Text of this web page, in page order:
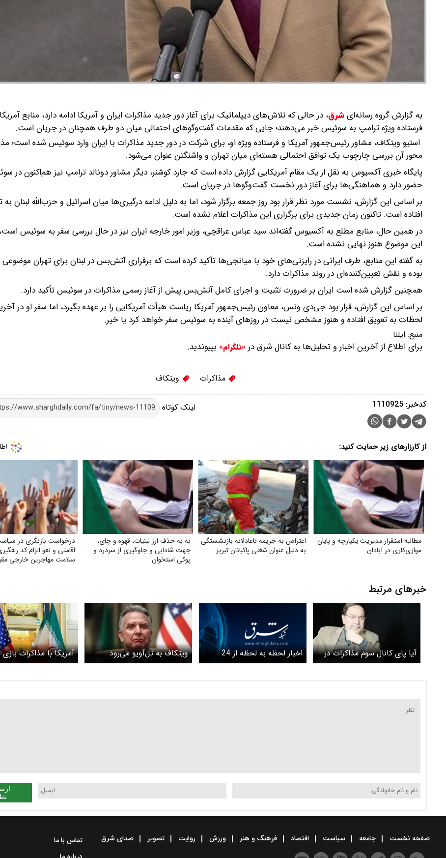
به گزارش گروه رسانه‌ایشرق، در حالی که تلاش‌های دیپلماتیک برای آغاز دور جدید مذاکرات ایران و آمریکا ادامه دارد، منابع
فرستاده ویژه ترامپ به سوئیس خبر می‌دهند؛ جایی که مقدمات گفت‌وگوهای احتمالی میان دو طرف همچنان در جریان است.
استیو ویتکاف، مشاور رئیس‌جمهور آمریکا و فرستاده ویژه او، برای شرکت در دور جدید مذاکرات با ایران وارد سوئیس شده است؛
محور آن بررسی چارچوب یک توافق احتمالی هسته‌ای میان تهران و واشنگتن عنوان می‌شود.
پایگاه خبری آکسیوس به نقل از یک مقام آمریکایی گزارش داده است که جارد کوشنر، دیگر مشاور دونالد ترامپ نیز هم‌اکنون در
حضور دارد و هماهنگی‌ها برای آغاز دور نخست گفت‌وگوها در جریان است.
بر اساس این گزارش، نشست مورد نظر قرار بود روز جمعه برگزار شود، اما به دلیل ادامه درگیری‌ها میان اسرائیل و حزب‌الله لبنان به
افتاده است. تاکنون زمان جدیدی برای برگزاری این مذاکرات اعلام نشده است.
در همین حال، منابع مطلع به آکسیوس گفته‌اند سید عباس عراقچی، وزیر امور خارجه ایران نیز در حال بررسی سفر به سوئیس
این موضوع هنوز نهایی نشده است.
به گفته این منابع، طرف ایرانی در رایزنی‌های خود با میانجی‌ها تأکید کرده است که برقراری آتش‌بس در لبنان برای تهران
بوده و نقش تعیین‌کننده‌ای در روند مذاکرات دارد.
همچنین گزارش شده است ایران بر ضرورت تثبیت و اجرای کامل آتش‌بس پیش از آغاز رسمی مذاکرات در سوئیس تأکید دارد.
بر اساس این گزارش، قرار بود جی‌دی ونس، معاون رئیس‌جمهور آمریکا ریاست هیأت آمریکایی را بر عهده بگیرد، اما سفر او در
لحظات به تعویق افتاده و هنوز مشخص نیست در روزهای آینده به سوئیس سفر خواهد کرد یا خیر.
منبع: ایلنا
برای اطلاع از آخرین اخبار و تحلیل‌ها به کانال شرق در «تلگرام» بپیوندید.
مذاکرات ویتکاف
لینک کوتاه کدخبر: 1110925
از کارزارهای زیر حمایت کنید:
مطالبه استقرار مدیریت یکپارچه و پایان
موازی‌کاری در آبادان
اعتراض به جریمه ناعادلانه بازنشستگی
به دلیل عنوان شغلی پاکبانان تبریز
نه به حذف ارز لبنیات، قهوه و چای،
جهت شادابی و جلوگیری از سردرد و
پوکی استخوان
درخواست بازنگری در
اقامتی و لغو الزام کد
سلامت مهاجرین خارجی
خبرهای مرتبط
آیا پای کانال سوم مذاکرات در
میان است؟
اخبار لحظه به لحظه از 24
ساعت قبل
ویتکاف به تل‌آویو می‌رود آمریکا با مذاکرات
صفحه نخست جامعه سیاست اقتصاد فرهنگ و هنر ورزش روایت تصویر صدای شرق
تماس با ما